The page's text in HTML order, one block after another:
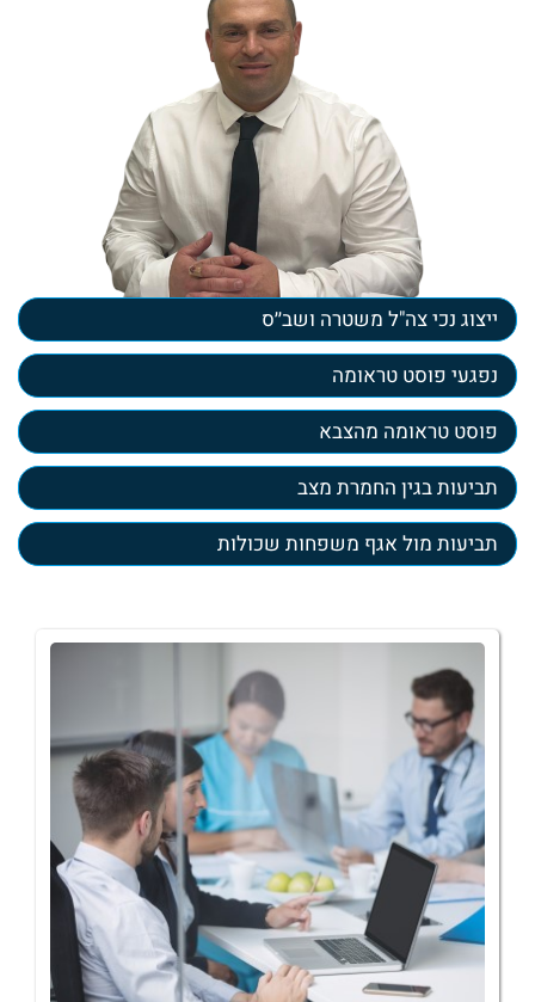
ייצוג נכי צה"ל משטרה ושב׳׳ס
נפגעי פוסט טראומה
פוסט טראומה מהצבא
תביעות בגין החמרת מצב
תביעות מול אגף משפחות שכולות